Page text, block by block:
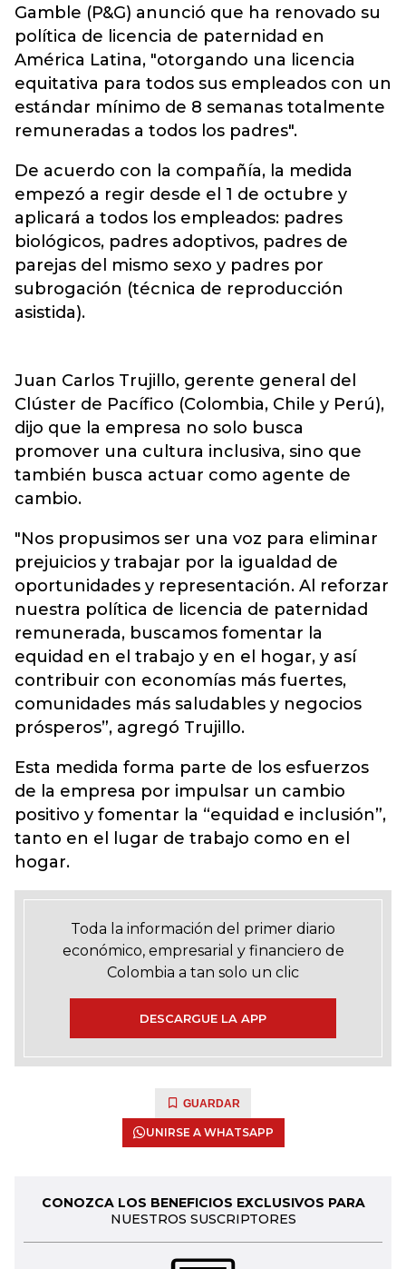
Gamble (P&G) anunció que ha renovado su
política de licencia de paternidad en
América Latina, "otorgando una licencia
equitativa para todos sus empleados con un
estándar mínimo de 8 semanas totalmente
remuneradas a todos los padres".
De acuerdo con la compañía, la medida
empezó a regir desde el 1 de octubre y
aplicará a todos los empleados: padres
biológicos, padres adoptivos, padres de
parejas del mismo sexo y padres por
subrogación (técnica de reproducción
asistida).
Juan Carlos Trujillo, gerente general del
Clúster de Pacífico (Colombia, Chile y Perú),
dijo que la empresa no solo busca
promover una cultura inclusiva, sino que
también busca actuar como agente de
cambio.
"Nos propusimos ser una voz para eliminar
prejuicios y trabajar por la igualdad de
oportunidades y representación. Al reforzar
nuestra política de licencia de paternidad
remunerada, buscamos fomentar la
equidad en el trabajo y en el hogar, y así
contribuir con economías más fuertes,
comunidades más saludables y negocios
prósperos”, agregó Trujillo.
Esta medida forma parte de los esfuerzos
de la empresa por impulsar un cambio
positivo y fomentar la “equidad e inclusión”,
tanto en el lugar de trabajo como en el
hogar.
Toda la información del primer diario
económico, empresarial y financiero de
Colombia a tan solo un clic
DESCARGUE LA APP
GUARDAR
UNIRSE A WHATSAPP
CONOZCA LOS BENEFICIOS EXCLUSIVOS PARA
NUESTROS SUSCRIPTORES